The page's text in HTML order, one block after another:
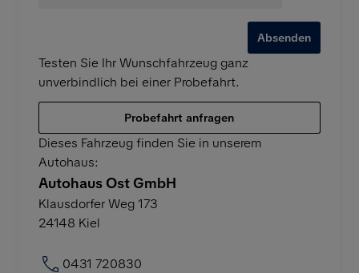
Absenden
Testen Sie Ihr Wunschfahrzeug ganz
unverbindlich bei einer Probefahrt.
Probefahrt anfragen
Dieses Fahrzeug finden Sie in unserem
Autohaus:
Autohaus Ost GmbH
Klausdorfer Weg 173
24148 Kiel
0431 720830